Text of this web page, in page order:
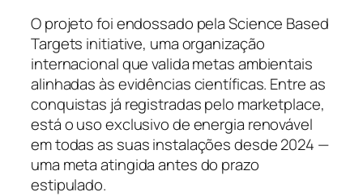
O projeto foi endossado pela Science Based
Targets initiative, uma organização
internacional que valida metas ambientais
alinhadas às evidências científicas. Entre as
conquistas já registradas pelo marketplace,
está o uso exclusivo de energia renovável
em todas as suas instalações desde 2024 —
uma meta atingida antes do prazo
estipulado.